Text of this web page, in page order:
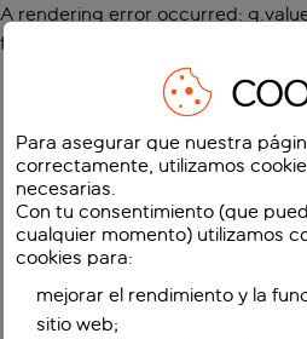
A rendering error occurred:
function
Para asegurar que nuestra
correctamente, utilizamos
necesarias.
Con tu consentimiento (que
cualquier momento) utilizamos
cookies para:
mejorar el rendimiento y la
sitio web;